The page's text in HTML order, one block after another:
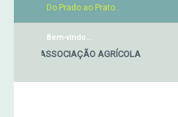
Do Prado ao Prato...
Bem-vindo...
DA ASSOCIAÇÃO AGRÍCOLA